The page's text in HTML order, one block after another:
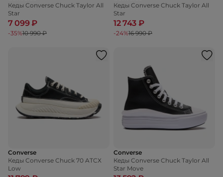
Кеды Converse Chuck Taylor All
Star
7 099 ₽
-35%10 990 ₽
Кеды Converse Chuck Taylor All
Star
12 743 ₽
-24%16 990 ₽
Converse
Кеды Converse Chuck 70 ATCX
Low
Converse
Кеды Converse Chuck Taylor All
Star Move